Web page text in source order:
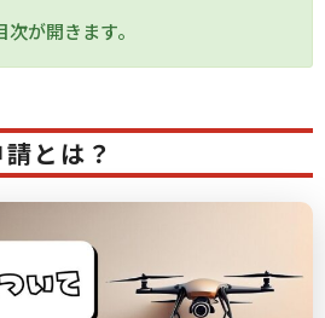
能な飛行
なケース
法・手続き
請が出来るか、出来ないかを確
が開きます。
とは？